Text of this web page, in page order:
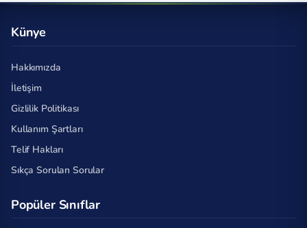
Künye
Hakkımızda
İletişim
Gizlilik Politikası
Kullanım Şartları
Telif Hakları
Sıkça Sorulan Sorular
Popüler Sınıflar